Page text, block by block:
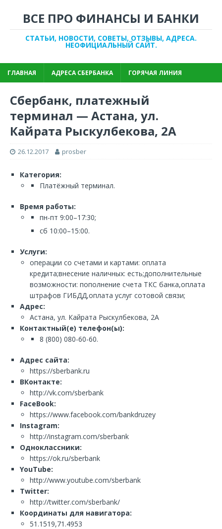
ВСЕ ПРО ФИНАНСЫ И БАНКИ
СТАТЬИ, НОВОСТИ, СОВЕТЫ, ОТЗЫВЫ, АДРЕСА.
НЕОФИЦИАЛЬНЫЙ САЙТ.
ГЛАВНАЯ АДРЕСА СБЕРБАНКА ГОРЯЧАЯ ЛИНИЯ
Сбербанк, платежный
терминал — Астана, ул.
Кайрата Рыскулбекова, 2А
26.12.2017 prosber
Категория:
Платёжный терминал.
Время работы:
пн-пт 9:00–17:30;
сб 10:00–15:00.
Услуги:
операции со счетами и картами: оплата
кредита;внесение наличных: есть;дополнительные
возможности: пополнение счета ТКС банка,оплата
штрафов ГИБДД,оплата услуг сотовой связи;
Адрес:
Астана, ул. Кайрата Рыскулбекова, 2А
Контактный(е) телефон(ы):
8 (800) 080-60-60.
Адрес сайта:
https://sberbank.ru
ВКонтакте:
http://vk.com/sberbank
FaceBook:
https://www.facebook.com/bankdruzey
Instagram:
http://instagram.com/sberbank
Одноклассники:
https://ok.ru/sberbank
YouTube:
http://www.youtube.com/sberbank
Twitter:
http://twitter.com/sberbank/
Координаты для навигатора:
51.1519,71.4953